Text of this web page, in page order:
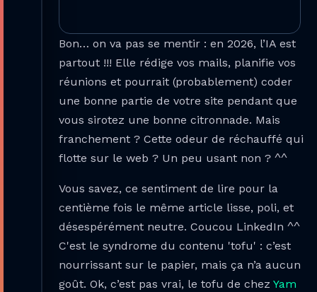
Bon… on va pas se mentir : en 2026, l’IA est
partout !!! Elle rédige vos mails, planifie vos
réunions et pourrait (probablement) coder
une bonne partie de votre site pendant que
vous sirotez une bonne citronnade. Mais
franchement ? Cette odeur de réchauffé qui
flotte sur le web ? Un peu usant non ? ^^
Vous savez, ce sentiment de lire pour la
centième fois le même article lisse, poli, et
désespérément neutre. Coucou LinkedIn ^^
C'est le syndrome du contenu 'tofu' : c’est
nourrissant sur le papier, mais ça n’a aucun
goût. Ok, c’est pas vrai, le tofu de chez Yam